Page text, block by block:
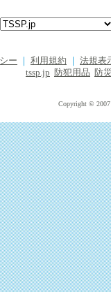
ー 利用規約
法規表
tssp.jp
防犯用品 防
Copyright © 2007